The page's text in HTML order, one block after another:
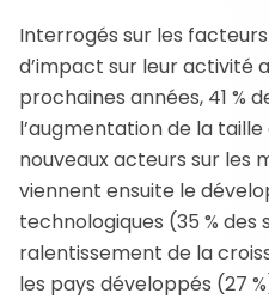
Interrogés sur les
d’impact sur leur activité
prochaines années, 41 %
l’augmentation de la
nouveaux acteurs sur les
viennent ensuite le
technologiques (35 % des
ralentissement de la
les pays développés (27